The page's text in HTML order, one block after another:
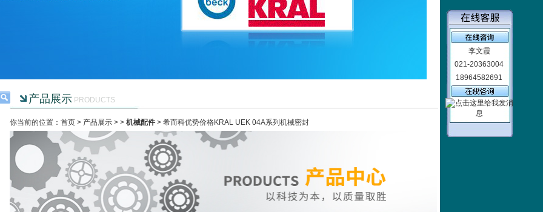
产品展示PRODUCTS
你当前的位置：首页 > 产品展示> > 机械配件> 希而科优势价格KRAL UEK 04A系列机械密封
李文霞
021-20363004
18964582691